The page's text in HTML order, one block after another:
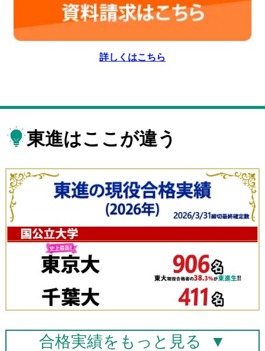
詳しくはこちら
東進はここが違う
合格実績を もっと見る ▼